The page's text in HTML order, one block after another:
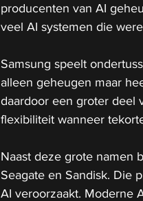
producenten van AI
veel AI systemen die
Samsung speelt
alleen geheugen maar
daardoor een groter deel
flexibiliteit wanneer
Naast deze grote namen
Seagate en Sandisk. Die
AI veroorzaakt. Moderne